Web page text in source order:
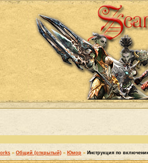
» Общий (открытый) » Юмор » Инструкция по